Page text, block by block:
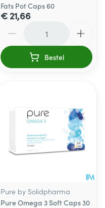
Fats Pot Caps 60
€ 21,66
Bestel
Pure by Solidpharma
Pure Omega 3 Soft Caps 30